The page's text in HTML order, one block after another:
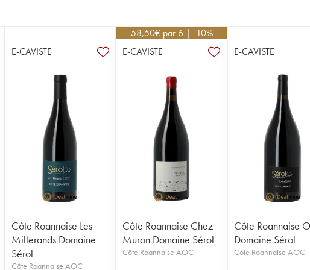
E-CAVISTE
Côte Roannaise Les
Millerands Domaine
Sérol
Côte Roannaise AOC
58,50€ par 6 | -10%
E-CAVISTE
Côte Roannaise Chez
Muron Domaine Sérol
Côte Roannaise AOC
E-CAVISTE
Côte Roannaise
Domaine Sérol
Côte Roannaise AOC